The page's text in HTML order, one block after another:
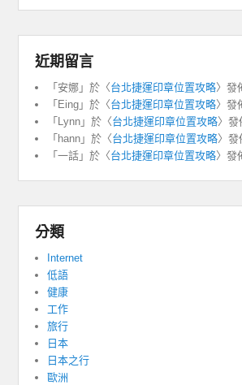
近期留言
「 安娜 」於〈台北捷運印章位置攻略〉發
「 Eing 」於〈台北捷運印章位置攻略〉發
「 Lynn 」於〈台北捷運印章位置攻略〉發
「 hann 」於〈台北捷運印章位置攻略〉發
「一話 」於〈台北捷運印章位置攻略〉發
分類
Internet
低語
健康
工作
旅行
日本
日本之行
歐洲